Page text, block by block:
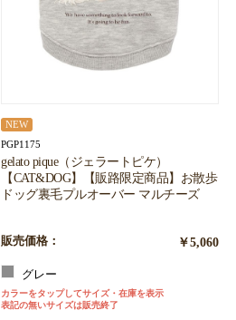
NEW
PGP1175
gelato pique（ジェラートピケ）
【CAT&DOG】【販路限定商品】お散歩
ドッグ裏毛プルオーバー マルチーズ
販売価格： ￥5,060
グレー
カラーをタップしてサイズ・在庫を表示
表記の無いサイズは販売終了